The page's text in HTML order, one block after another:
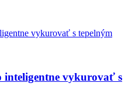
inteligentne vykurovať s